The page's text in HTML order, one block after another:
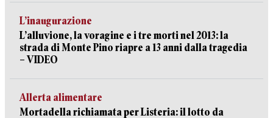
L’inaugurazione
L’alluvione, la voragine e i tre morti nel 2013: la
strada di Monte Pino riapre a 13 anni dalla tragedia
– VIDEO
Allerta alimentare
Mortadella richiamata per Listeria: il lotto da